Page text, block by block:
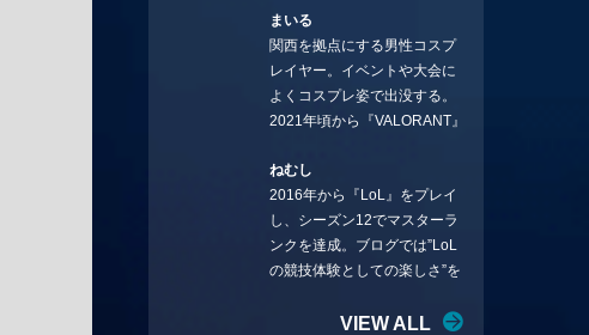
rmKUBO
BGMなどを手掛ける作曲家と
フリーランスのライターの二
足の草鞋を履いて幅広く活動
中。無類のラーメン好き！
Twitter:@ongakucas
まいる
関西を拠点にする男性コスプ
レイヤー。イベントや大会に
よくコスプレ姿で出没する。
2021年頃から『VALORANT』
続ける。現在の推しチームは
「CREST GAMING」。X：
@mlunias（Photo by
Subaru.F.）
ねむし
2016年から『LoL』をプレイ
し、シーズン12でマスターラ
ンクを達成。ブログでは”LoL
の競技体験としての楽しさ”を
リーを愛し、元ADCメイン
VIEW ALL